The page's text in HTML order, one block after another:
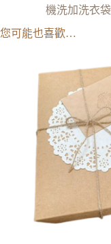
機洗加洗衣袋
您可能也喜歡…